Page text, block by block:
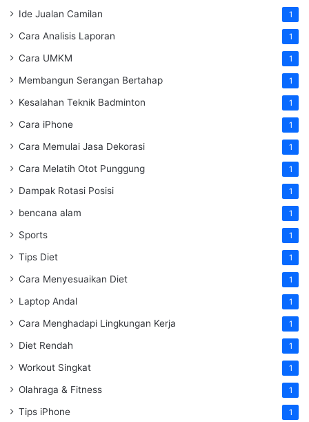
Ide Jualan Camilan 1
Cara Analisis Laporan 1
Cara UMKM 1
Membangun Serangan Bertahap 1
Kesalahan Teknik Badminton 1
Cara iPhone 1
Cara Memulai Jasa Dekorasi 1
Cara Melatih Otot Punggung 1
Dampak Rotasi Posisi 1
bencana alam 1
Sports 1
Tips Diet 1
Cara Menyesuaikan Diet 1
Laptop Andal 1
Cara Menghadapi Lingkungan Kerja 1
Diet Rendah 1
Workout Singkat 1
Olahraga & Fitness 1
Tips iPhone 1